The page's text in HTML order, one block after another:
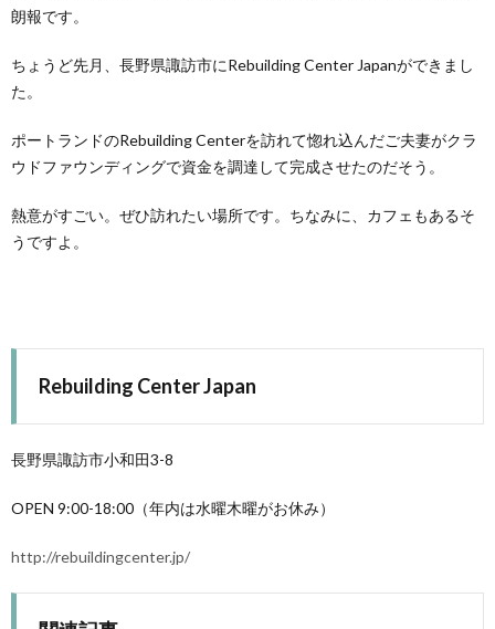
朗報です。
ちょうど先月、長野県諏訪市にRebuilding Center Japanができまし
た。
ポートランドのRebuilding Centerを訪れて惚れ込んだご夫妻がクラ
ウドファウンディングで資金を調達して完成させたのだそう。
熱意がすごい。ぜひ訪れたい場所です。ちなみに、カフェもあるそ
うですよ。
Rebuilding Center Japan
長野県諏訪市小和田3-8
OPEN 9:00-18:00（年内は水曜木曜がお休み）
http://rebuildingcenter.jp/